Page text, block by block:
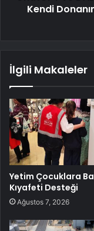
Kendi
İlgili Makaleler
Yetim Çocuklara
Kıyafeti Desteği
Ağustos 7, 2026